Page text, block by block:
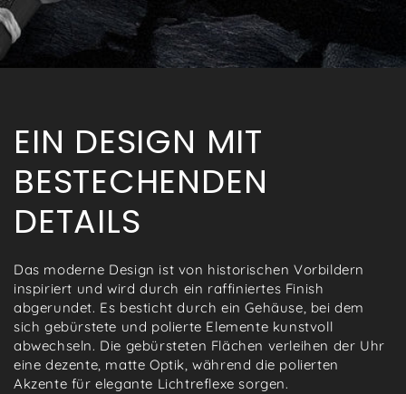
EIN DESIGN MIT
BESTECHENDEN
DETAILS
Das moderne Design ist von historischen Vorbildern
inspiriert und wird durch ein raffiniertes Finish
abgerundet. Es besticht durch ein Gehäuse, bei dem
sich gebürstete und polierte Elemente kunstvoll
abwechseln. Die gebürsteten Flächen verleihen der Uhr
eine dezente, matte Optik, während die polierten
Akzente für elegante Lichtreflexe sorgen.